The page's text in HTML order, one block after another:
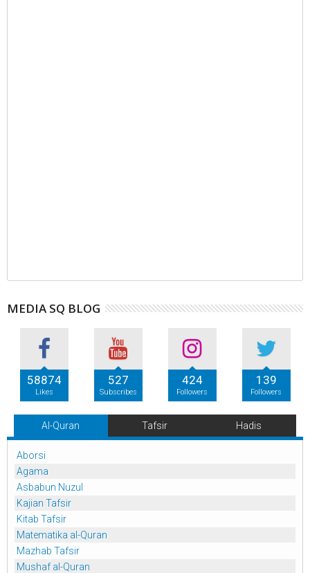
MEDIA SQ BLOG
58874
Likes
527
Subscribes
424
Followers
139
Followers
Al-Quran Tafsir Hadis
Aborsi
Agama
Asbabun Nuzul
Kajian Tafsir
Kitab Tafsir
Matematika al-Quran
Mazhab Tafsir
Mushaf al-Quran